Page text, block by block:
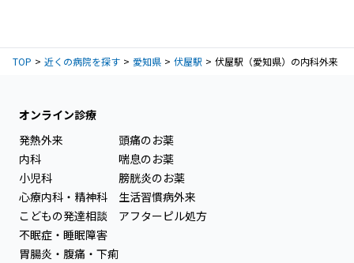
TOP 近くの病院を探す 愛知県 伏屋駅 伏屋駅（愛知県）の内科外来
オンライン診療
発熱外来
内科
小児科
心療内科・精神科
こどもの発達相談
不眠症・睡眠障害
胃腸炎・腹痛・下痢
頭痛のお薬
喘息のお薬
膀胱炎のお薬
生活習慣病外来
アフターピル処方